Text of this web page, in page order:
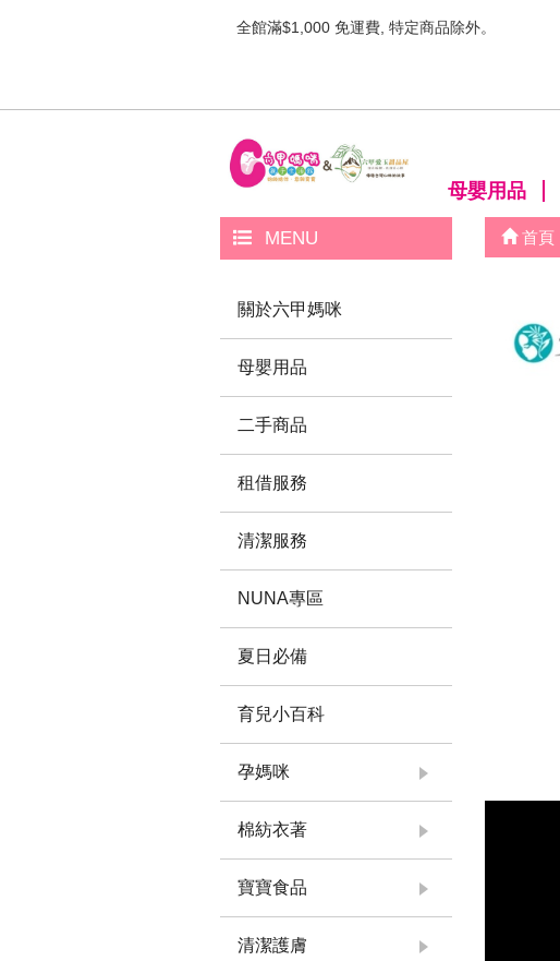
全館滿$1,000 免運費, 特定商品除外。
母嬰用品
MENU
關於六甲媽咪
母嬰用品
二手商品
租借服務
清潔服務
NUNA專區
夏日必備
育兒小百科
孕媽咪
棉紡衣著
寶寶食品
清潔護膚
首頁